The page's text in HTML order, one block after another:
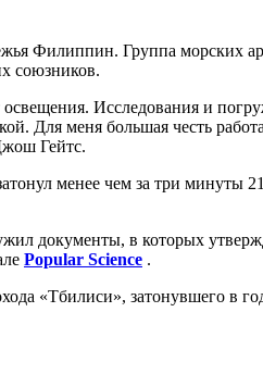
Филиппин. Группа морских
союзников.
Исследования и
Для меня большая честь
Гейтс.
менее чем за три минуты
в которых
Popular Science .
«Тбилиси», затонувшего в